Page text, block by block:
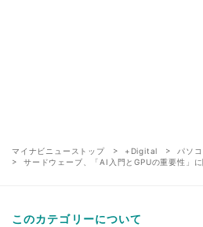
マイナビニューストップ +Digital パソ
サードウェーブ、「AI入門とGPUの重要性」
このカテゴリーについて